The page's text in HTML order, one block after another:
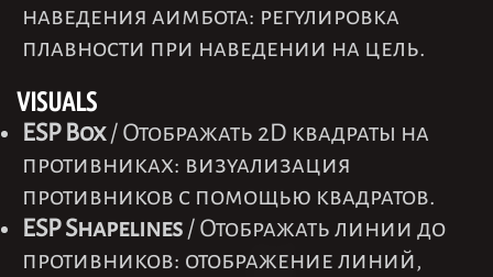
наведения аимбота: регулировка
плавности при наведении на цель.
VISUALS
ESP Box/ Отображать 2D квадраты на
противниках: визуализация
противников с помощью квадратов.
ESP Shapelines / Отображать линии до
противников: отображение линий,